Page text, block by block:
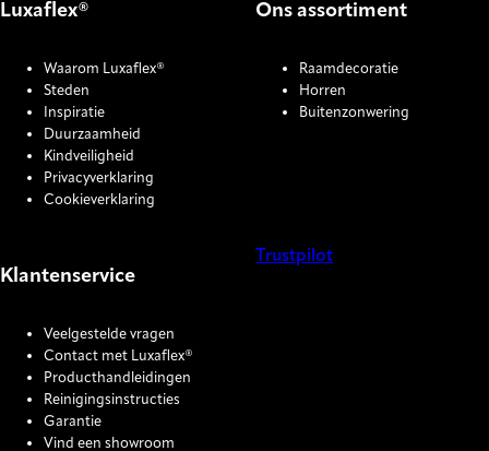
Luxaflex®
Waarom Luxaflex®
Steden
Inspiratie
Duurzaamheid
Kindveiligheid
Privacyverklaring
Cookieverklaring
Ons assortiment
Raamdecoratie
Horren
Buitenzonwering
Klantenservice
Veelgestelde vragen
Contact met Luxaflex®
Producthandleidingen
Reinigingsinstructies
Garantie
Vind een showroom
Trustpilot